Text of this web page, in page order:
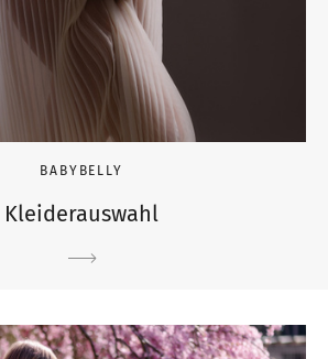
BABYBELLY
Kleiderauswahl